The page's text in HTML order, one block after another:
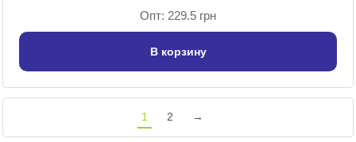
Опт: 229.5 грн
В корзину
1 2 →